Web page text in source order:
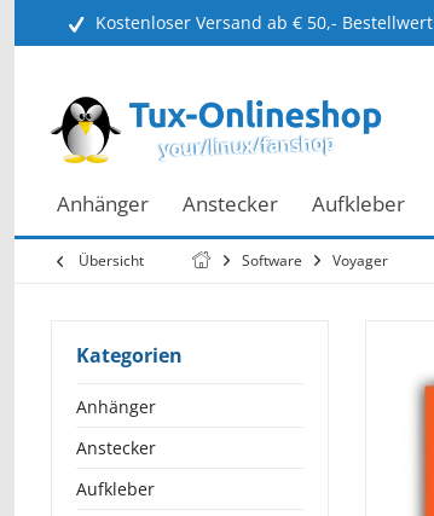
Kostenloser Versand ab € 50,- Bestellwert
Anhänger Anstecker Aufkleber
Übersicht Software Voyager
Kategorien
Anhänger
Anstecker
Aufkleber